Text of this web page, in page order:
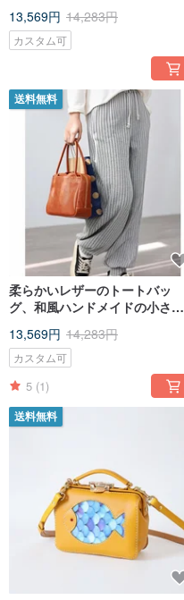
ハンドバッグ
13,569円 14,283円
カスタム可
送料無料
柔らかいレザーのトートバッ
グ、和風ハンドメイドの小さな
レディースバッグ、多機能トー
ト。
13,569円 14,283円
カスタム可
5 (1)
送料無料